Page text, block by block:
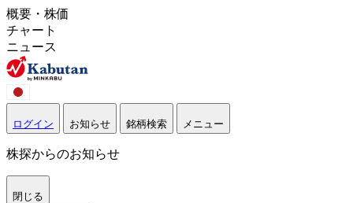
概要・株価
チャート
ニュース
ログイン お知らせ 銘柄検索 メニュー
株探からのお知らせ
閉じる